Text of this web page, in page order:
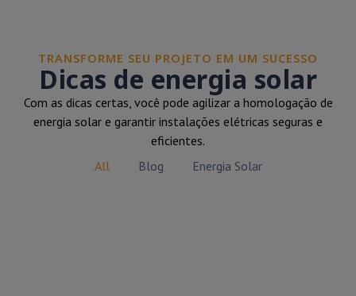
TRANSFORME SEU PROJETO EM UM SUCESSO
Dicas de energia solar
Com as dicas certas, você pode agilizar a homologação de
energia solar e garantir instalações elétricas seguras e
eficientes.
All
Blog Energia Solar